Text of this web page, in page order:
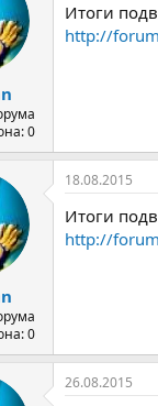
0
Итоги
http://
0
18.08.2015
Итоги
http://
26.08.2015